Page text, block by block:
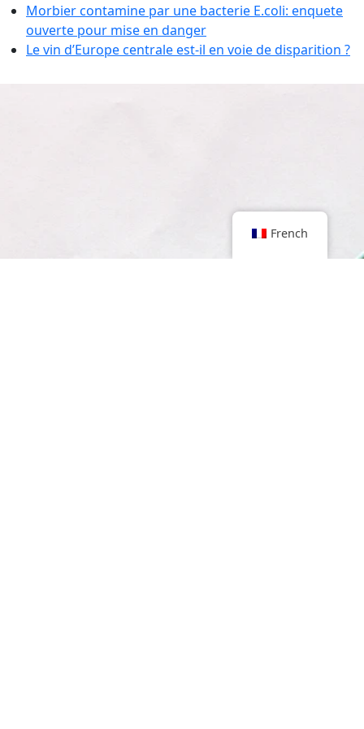
Morbier contamine par une bacterie E.coli: enquete
ouverte pour mise en danger
Le vin d’Europe centrale est-il en voie de disparition ?
French